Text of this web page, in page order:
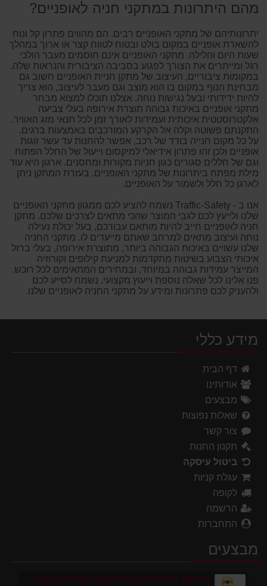
מהם היתרונות במתקני חניה לאופניים?
יתרונותיהם של מתקני האופניים רבים. הם מהווים פתרון קל ונוח
להשארת אופניים במקום בולט ובטוח לטווח קצר או ארוך במהלך
שעות היום והלילה. מתקני האופניים אינם חוסמים מעבר הולכי
רגל ומייתרים את הצורך לפגוע בסביבה הציבורית והנראות שלה.
במקומות ציבוריים, העיצוב של מתקן חניית האופניים חשוב גם
מבחינת הנוף במקום בו הוא מוצב וגם מעבר לעיצוב, הוא צריך
להיות ידידותי ובעל נגישות נוחה. אצלנו תוכלו למצוא מבחר
מתקני אופניים באיכות גבוהה תוצרת אירופה בעלי צביעה
אלקטרוסטטית איכותית ועמידות לאורך זמן לכל תנאי מזג האוויר.
התקנתם פשוטה וקלה אל הקרקע המורכבים באמצעות ברגים.
על כל מקום חנייה בודד של רכב, אפשר להחנות עד עשר זוגות
אופניים ולכן זהו פתרון אידיאלי למיקסום וייעול של החלל הפתוח
וגם של חללים סגורים כגון חניות מקורות ומחסנים. ארגון היא עוד
מילת מפתח ביתרונות של מתקני האופניים. בעזרת המתקן ניתן
לארגן כל חלל ולשמור על האופניים.
אנו ב - Traffic-Safety נשמח להציע לכם ממגוון מתקני האופניים
שלנו ולייעץ לכם לגבי המוצר שהכי מתאים לצרכים שלכם. מתקן
חניה לאופניים חייב להיות מותאם עבורכם, בעל יכולת נעילה
נוחה ועיצוב מתאים למרחב שאתם מייעדים לו. מתקני החניה
שלנו עשויים באיכות הגבוהה ביותר, מתוצרת אירופה, בעלי ברזל
איכותי הצבוע בשיטות מתקדמות למניעת קילופים וקורוזיה
המייצר עמידות גבוהה במיוחד, ובמחירים המתאימים לכל רוכש.
פנו אלינו לכל שאלה נוספת וייעוץ מקצועי. נשמח לסייע לכם
ולהעניק לכם פתרונות ומידע על מתקני החניה לאופניים שלנו.
מידע כללי
דף הבית
אודותינו
מבצעים
שאלות נפוצות
צור קשר
תקנון החנות
ביטול עיסקה
עגלת קניות
לקופה
הרשמה
התחברות
מבצעים
מחסום חניה פרטי כולל מנעול ומפתחות גובה 70 ס"מ